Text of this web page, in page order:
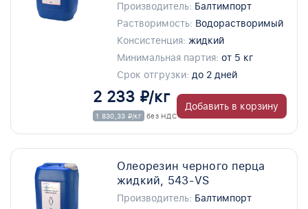
Производитель: Балтимпорт
Растворимость: Водорастворимый
Консистенция: жидкий
Минимальная партия: от 5 кг
Срок отгрузки: до 2 дней
2 233 ₽/кг
1 830,33 ₽/кг без НДС
Добавить в корзину
Олеорезин черного перца
жидкий, 543-VS
Производитель: Балтимпорт